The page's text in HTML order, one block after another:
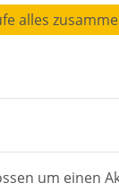
alles
um einen